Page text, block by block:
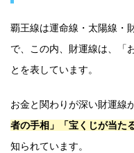
覇王線は運命線・太陽線・
で、この内、財運線は、「
とを表しています。
お金と関わりが深い財運線
者の手相」「宝くじが当た
知られています。